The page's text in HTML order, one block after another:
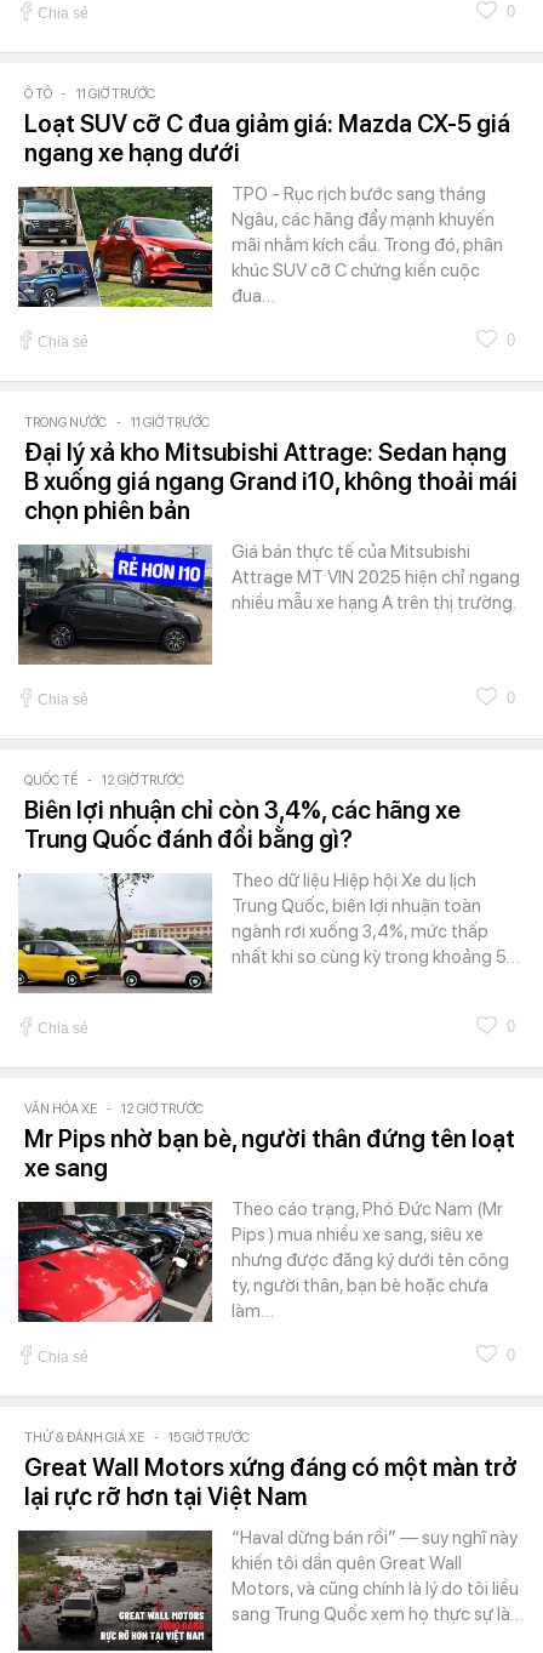
Chia sẻ 0
Ô TÔ - 11 GIỜ TRƯỚC
Loạt SUV cỡ C đua giảm giá: Mazda CX-5 giá
ngang xe hạng dưới
TPO - Rục rịch bước sang tháng
Ngâu, các hãng đẩy mạnh khuyến
mãi nhằm kích cầu. Trong đó, phân
khúc SUV cỡ C chứng kiến cuộc
đua…
Chia sẻ 0
TRONG NƯỚC - 11 GIỜ TRƯỚC
Đại lý xả kho Mitsubishi Attrage: Sedan hạng
B xuống giá ngang Grand i10, không thoải mái
chọn phiên bản
Giá bán thực tế của Mitsubishi
Attrage MT VIN 2025 hiện chỉ ngang
nhiều mẫu xe hạng A trên thị trường.
Chia sẻ 0
QUỐC TẾ - 12 GIỜ TRƯỚC
Biên lợi nhuận chỉ còn 3,4%, các hãng xe
Trung Quốc đánh đổi bằng gì?
Theo dữ liệu Hiệp hội Xe du lịch
Trung Quốc, biên lợi nhuận toàn
ngành rơi xuống 3,4%, mức thấp
nhất khi so cùng kỳ trong khoảng 5…
Chia sẻ 0
VĂN HÓA XE - 12 GIỜ TRƯỚC
Mr Pips nhờ bạn bè, người thân đứng tên loạt
xe sang
Theo cáo trạng, Phó Đức Nam (Mr
Pips ) mua nhiều xe sang, siêu xe
nhưng được đăng ký dưới tên công
ty, người thân, bạn bè hoặc chưa
làm…
Chia sẻ 0
THỬ & ĐÁNH GIÁ XE - 15 GIỜ TRƯỚC
Great Wall Motors xứng đáng có một màn trở
lại rực rỡ hơn tại Việt Nam
“Haval dừng bán rồi” — suy nghĩ này
khiến tôi dần quên Great Wall
Motors, và cũng chính là lý do tôi liều
sang Trung Quốc xem họ thực sự là…